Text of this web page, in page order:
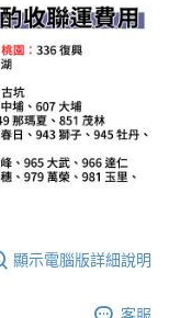
顯示電腦版詳細說明
客服